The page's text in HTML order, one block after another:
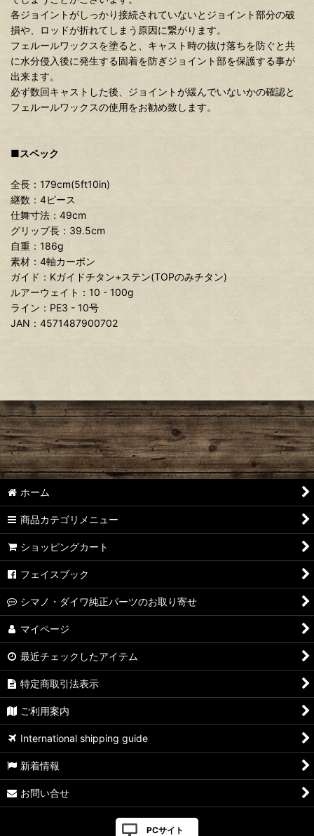
各ジョイントがしっかり接続されていないとジョイント部分の破
損や、ロッドが折れてしまう原因に繋がります。
フェルールワックスを塗ると、キャスト時の抜け落ちを防ぐと共
に水分侵入後に発生する固着を防ぎジョイント部を保護する事が
出来ます。
必ず数回キャストした後、ジョイントが緩んでいないかの確認と
フェルールワックスの使用をお勧め致します。
■スペック
全長：179cm(5ft10in)
継数：4ピース
仕舞寸法：49cm
グリップ長：39.5cm
自重：186g
素材：4軸カーボン
ガイド：Kガイドチタン+ステン(TOPのみチタン)
ルアーウェイト：10 - 100g
ライン：PE3 - 10号
JAN：4571487900702
ホーム
商品カテゴリメニュー
ショッピングカート
フェイスブック
シマノ・ダイワ純正パーツのお取り寄せ
マイページ
最近チェックしたアイテム
特定商取引法表示
ご利用案内
International shipping guide
新着情報
お問い合せ
PCサイト